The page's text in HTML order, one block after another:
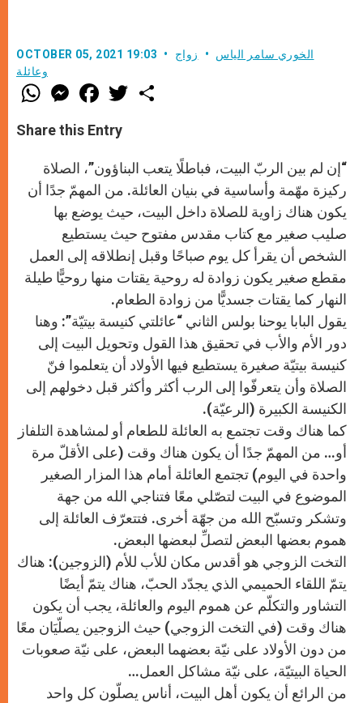
OCTOBER 05, 2021 19:03 الخوري سامر الياس
زواج
وعائلة
W
h
t
s
p
p
M
e
s
e
g
e
r
F
a
e
b
o
k
T
w
r
Share this Entry
“إن لم بين الربّ البيت، فباطلًا يتعب البناؤون”، الصلاة
ركيزة مهّمة وأساسية في بنيان العائلة. من المهمّ جدًا أن
يكون هناك زاوية للصلاة داخل البيت، حيث يوضع بها
صليب صغير مع كتاب مقدس مفتوح حيث يستطيع
الشخص أن يقرأ كل يوم صباحًا وقبل إنطلاقه إلى العمل
مقطع صغير يكون زوادة له روحية يقتات منها روحيًّا طيلة
النهار كما يقتات جسديًّا من زوادة الطعام.
يقول البابا يوحنا بولس الثاني “عائلتي كنيسة بيتيّة”: وهنا
دور الأم والأب في تحقيق هذا القول وتحويل البيت إلى
كنيسة بيتيّة صغيرة يستطيع فيها الأولاد أن يتعلموا فنّ
الصلاة وأن يتعرفّوا إلى الرب أكثر وأكثر قبل دخولهم إلى
الكنيسة الكبيرة (الرعيّة).
كما هناك وقت تجتمع به العائلة للطعام أو لمشاهدة التلفاز
أو… من المهمّ جدًا أن يكون هناك وقت (على الأقلّ مرة
واحدة في اليوم) تجتمع العائلة أمام هذا المزار الصغير
الموضوع في البيت لتصّلي معًا فتناجي الله من جهة
وتشكر وتسبّح الله من جهّة أخرى. فتتعرّف العائلة إلى
هموم بعضها البعض لتصلِّ لبعضها البعض.
التخت الزوجي هو أقدس مكان للأب للأم (الزوجين): هناك
يتمّ اللقاء الحميمي الذي يجدّد الحبّ، هناك يتمّ أيضًا
التشاور والتكلّم عن هموم اليوم والعائلة، يجب أن يكون
هناك وقت (في التخت الزوجي) حيث الزوجين يصلّيَان معًا
من دون الأولاد على نيّة بعضهما البعض، على نيّة صعوبات
الحياة البيتيّة، على نيّة مشاكل العمل…
من الرائع أن يكون أهل البيت، أناس يصلّون كل واحد